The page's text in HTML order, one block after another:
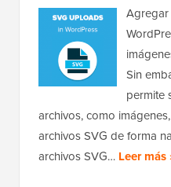
Agregar
Sin
permite
archivos, como
archivos SVG de forma
archivos SVG… Leer más